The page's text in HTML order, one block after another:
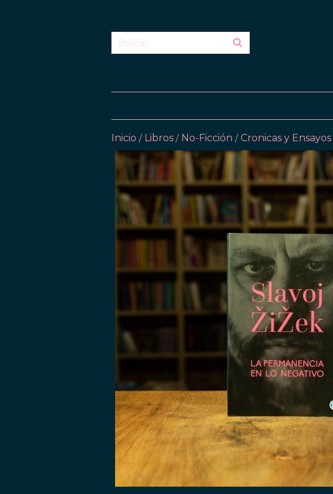
Inicio / Libros / No-Ficción / Cronicas y Ensayos